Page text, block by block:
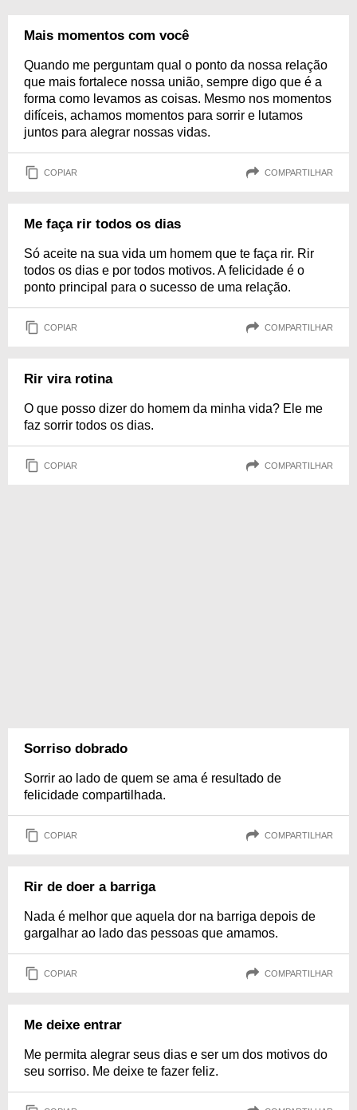
Mais momentos com você
Quando me perguntam qual o ponto da nossa relação
que mais fortalece nossa união, sempre digo que é a
forma como levamos as coisas. Mesmo nos momentos
difíceis, achamos momentos para sorrir e lutamos
juntos para alegrar nossas vidas.
COPIAR COMPARTILHAR
Me faça rir todos os dias
Só aceite na sua vida um homem que te faça rir. Rir
todos os dias e por todos motivos. A felicidade é o
ponto principal para o sucesso de uma relação.
COPIAR COMPARTILHAR
Rir vira rotina
O que posso dizer do homem da minha vida? Ele me
faz sorrir todos os dias.
COPIAR COMPARTILHAR
Sorriso dobrado
Sorrir ao lado de quem se ama é resultado de
felicidade compartilhada.
COPIAR COMPARTILHAR
Rir de doer a barriga
Nada é melhor que aquela dor na barriga depois de
gargalhar ao lado das pessoas que amamos.
COPIAR COMPARTILHAR
Me deixe entrar
Me permita alegrar seus dias e ser um dos motivos do
seu sorriso. Me deixe te fazer feliz.